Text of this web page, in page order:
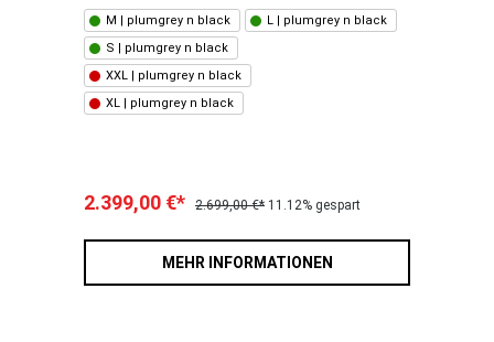
M | plumgrey n black
L | plumgrey n black
S | plumgrey n black
XXL | plumgrey n black
XL | plumgrey n black
2.399,00 €* 2.699,00 €* 11.12% gespart
MEHR INFORMATIONEN